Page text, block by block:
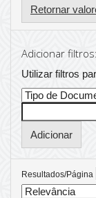
Retornar
Adicionar filtros:
Utilizar filtros
Resultados/Página